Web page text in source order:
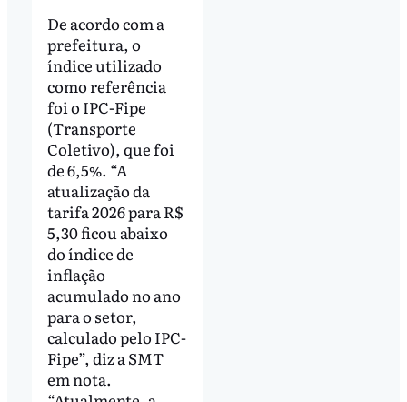
De acordo com a
prefeitura, o
índice utilizado
como referência
foi o IPC-Fipe
(Transporte
Coletivo), que foi
de 6,5%. “A
atualização da
tarifa 2026 para R$
5,30 ficou abaixo
do índice de
inflação
acumulado no ano
para o setor,
calculado pelo IPC-
Fipe”, diz a SMT
em nota.